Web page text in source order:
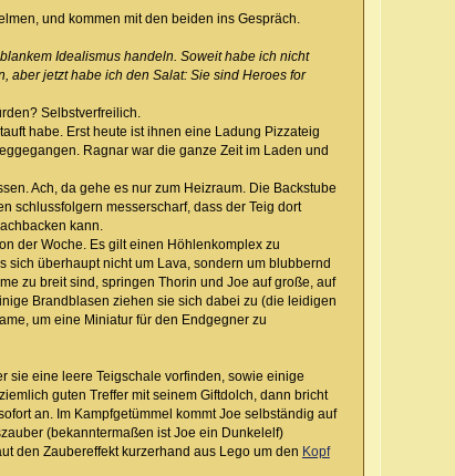
und kommen mit den beiden ins Gespräch.
Idealismus handeln. Soweit habe ich nicht
aber jetzt habe ich den Salat: Sie sind Heroes for
Selbstverfreilich.
habe. Erst heute ist ihnen eine Ladung Pizzateig
Ragnar war die ganze Zeit im Laden und
Ach, da gehe es nur zum Heizraum. Die Backstube
schlussfolgern messerscharf, dass der Teig dort
kann.
der Woche. Es gilt einen Höhlenkomplex zu
sich überhaupt nicht um Lava, sondern um blubbernd
zu breit sind, springen Thorin und Joe auf große, auf
Brandblasen ziehen sie sich dabei zu (die leidigen
um eine Miniatur für den Endgegner zu
sie eine leere Teigschale vorfinden, sowie einige
guten Treffer mit seinem Giftdolch, dann bricht
an. Im Kampfgetümmel kommt Joe selbständig auf
(bekanntermaßen ist Joe ein Dunkelelf)
den Zaubereffekt kurzerhand aus Lego um den Kopf